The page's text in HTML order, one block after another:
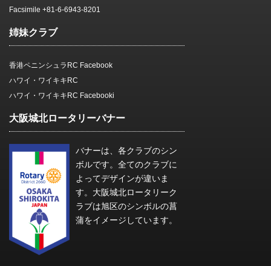
Facsimile +81-6-6943-8201
姉妹クラブ
香港ペニンシュラRC Facebook
ハワイ・ワイキキRC
ハワイ・ワイキキRC Facebooki
大阪城北ロータリーバナー
バナーは、各クラブのシン
ボルです。全てのクラブに
よってデザインが違いま
す。大阪城北ロータリーク
ラブは旭区のシンボルの菖
蒲をイメージしています。